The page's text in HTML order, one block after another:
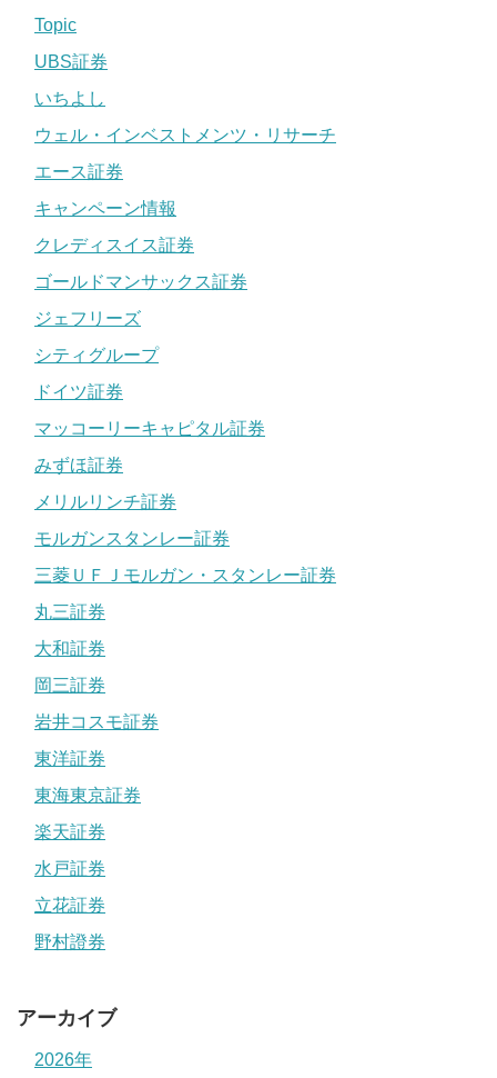
Topic
UBS証券
いちよし
ウェル・インベストメンツ・リサーチ
エース証券
キャンペーン情報
クレディスイス証券
ゴールドマンサックス証券
ジェフリーズ
シティグループ
ドイツ証券
マッコーリーキャピタル証券
みずほ証券
メリルリンチ証券
モルガンスタンレー証券
三菱ＵＦＪモルガン・スタンレー証券
丸三証券
大和証券
岡三証券
岩井コスモ証券
東洋証券
東海東京証券
楽天証券
水戸証券
立花証券
野村證券
アーカイブ
2026年